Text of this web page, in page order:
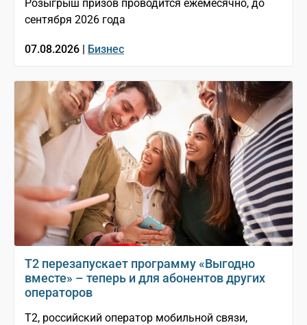
Розыгрыш призов проводится ежемесячно, до
сентября 2026 года
07.08.2026 | Бизнес
Т2 перезапускает программу «Выгодно
вместе» – теперь и для абонентов других
операторов
T2, российский оператор мобильной связи,